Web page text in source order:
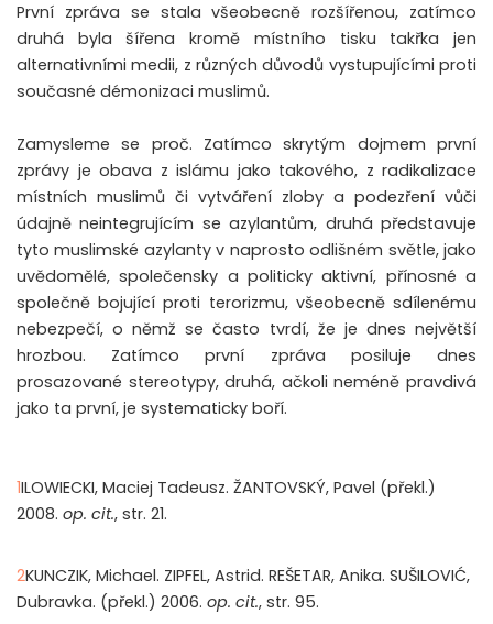
První zpráva se stala všeobecně rozšířenou, zatímco
druhá byla šířena kromě místního tisku takřka jen
alternativními medii, z různých důvodů vystupujícími proti
současné démonizaci muslimů.
Zamysleme se proč. Zatímco skrytým dojmem první
zprávy je obava z islámu jako takového, z radikalizace
místních muslimů či vytváření zloby a podezření vůči
údajně neintegrujícím se azylantům, druhá představuje
tyto muslimské azylanty v naprosto odlišném světle, jako
uvědomělé, společensky a politicky aktivní, přínosné a
společně bojující proti terorizmu, všeobecně sdílenému
nebezpečí, o němž se často tvrdí, že je dnes největší
hrozbou. Zatímco první zpráva posiluje dnes
prosazované stereotypy, druhá, ačkoli neméně pravdivá
jako ta první, je systematicky boří.
1ILOWIECKI, Maciej Tadeusz. ŽANTOVSKÝ, Pavel (překl.)
2008. op. cit., str. 21.
2KUNCZIK, Michael. ZIPFEL, Astrid. REŠETAR, Anika. SUŠILOVIĆ,
Dubravka. (překl.) 2006. op. cit., str. 95.